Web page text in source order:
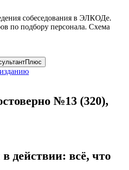
собеседования в ЭЛКОДе.
по подбору персонала. Схема
№13 (320),
действии: всё, что